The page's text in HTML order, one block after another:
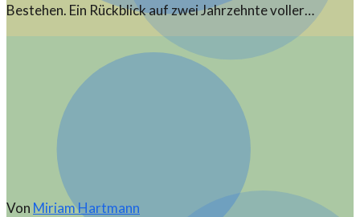
Bestehen. Ein Rückblick auf zwei Jahrzehnte voller
energiegeladener Auftritte und musikalischer
Von Miriam Hartmann